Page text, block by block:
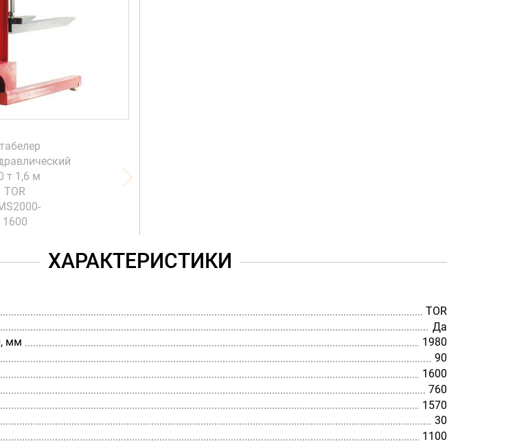
ХАРАКТЕРИСТИКИ
TOR
Да
мм
1980
90
1600
760
1570
30
1100